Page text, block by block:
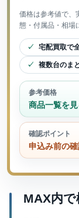
価格は参考値で、
態・付属品・相場
宅配買取で
複数台のま
参考価格
商品一覧を見
確認ポイント
申込み前の
MAX内で